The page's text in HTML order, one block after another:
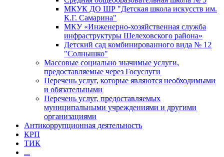
МКУК ДО ШР "Детская школа искусств им.
К.Г. Самарина"
МКУ «Инженерно-хозяйственная служба
инфраструктуры Шелеховского района»
Детский сад комбинированного вида № 12
"Солнышко"
Массовые социально значимые услуги,
предоставляемые через Госуслуги
Перечень услуг, которые являются необходимыми
и обязательными
Перечень услуг, предоставляемых
муниципальными учреждениями и другими
организациями
Антикоррупционная деятельность
КРП
ТИК
...